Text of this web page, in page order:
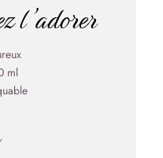
l’adorer
ml